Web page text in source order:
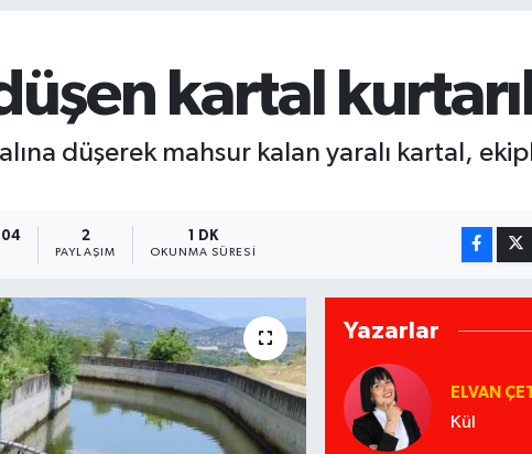
kartal
düşerek mahsur kalan yaralı kartal,
2
PAYLAŞIM
1 DK
OKUNMA SÜRESI
Yazarlar
ELVAN
Kül